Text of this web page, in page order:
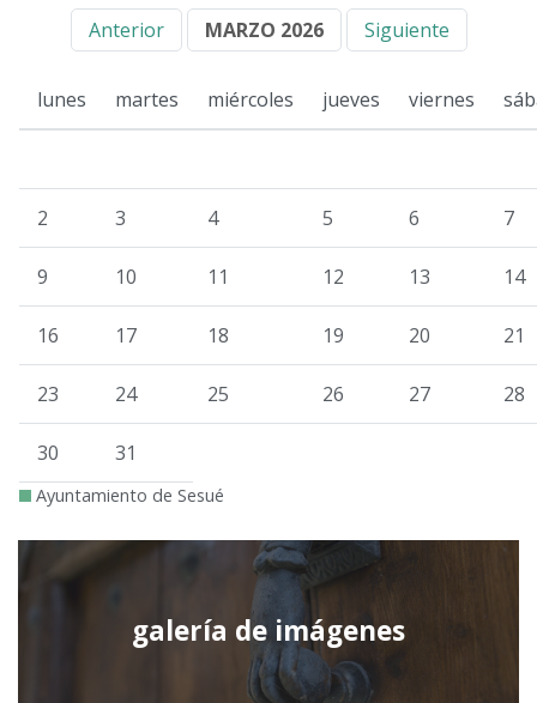
Anterior MARZO 2026 Siguiente
lunes martes miércoles jueves viernes
2 3 4 5 6 7
9 10 11 12 13 14
16 17 18 19 20 21
23 24 25 26 27 28
30 31
Ayuntamiento de Sesué
galería de imágenes